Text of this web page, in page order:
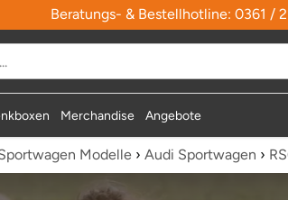
Beratungs- & Bestellhotline: 0361 /
Merchandise Angebote
Modelle › Audi Sportwagen ›